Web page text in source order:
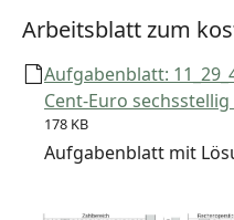
Arbeitsblatt zum
Aufgabenblatt:
Cent-Euro
178 KB
Aufgabenblatt mit